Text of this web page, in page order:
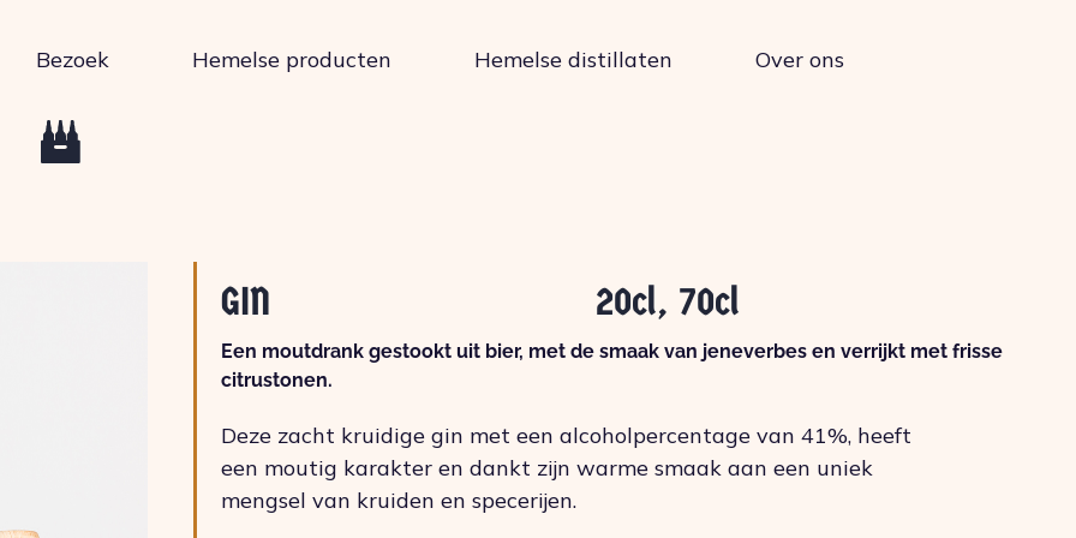
Bezoek Hemelse producten Hemelse distillaten Over ons
GIN 20cl, 70cl
Een moutdrank gestookt uit bier, met de smaak van jeneverbes en verrijkt met frisse
citrustonen.
Deze zacht kruidige gin met een alcoholpercentage van 41%, heeft
een moutig karakter en dankt zijn warme smaak aan een uniek
mengsel van kruiden en specerijen.